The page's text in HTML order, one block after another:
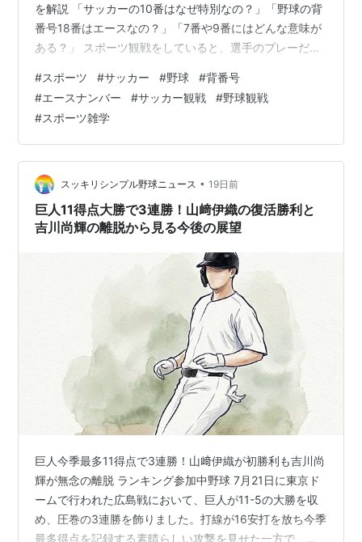
を解説 「サッカーの10番はなぜ特別なの？」「野球の背
番号18番はエースなの？」「7番や9番にはどんな意味が
ある？」 スポーツ観戦をしていると、選手のプレーだけ
は、単なる識別番号としての役割だけでなく、ポジショ
ン・チーム内での役割・伝統・期待・選手自身のこだわ
りなど、さまざまな意味が込められてきました。 この記
事では、サッカー・野球を中心に、バスケットボールや
バレーボールなどの背番号の意味を分かりやすく解説し
ます。 まず知っておきたい！…
#スポーツ #サッカー #野球 #背番号
#エースナンバー #サッカー観戦 #野球観戦
#スポーツ雑学
スッキリシンプル野球ニュース • 19日前
巨人11得点大勝で3連勝！山﨑伊織の復活勝利と
吉川尚輝の離脱から見る今後の展望
巨人今季最多11得点で3連勝！山﨑伊織が初勝利も吉川尚
輝が無念の離脱 ランキング参加中野球 7月21日に東京ド
ームで行われた広島戦において、巨人が11-5の大勝を収
め、圧巻の3連勝を飾りました。打線が16安打を放ち今季
最多得点を記録する素晴らしい攻撃を見せた一方で、チ